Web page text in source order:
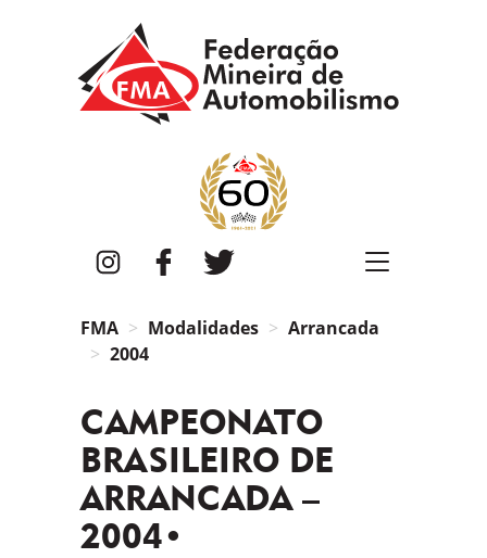
InstagramFacebook
FMA Modalidades
Arrancada
2004
CAMPEONATO
BRASILEIRO DE
ARRANCADA –
2004•